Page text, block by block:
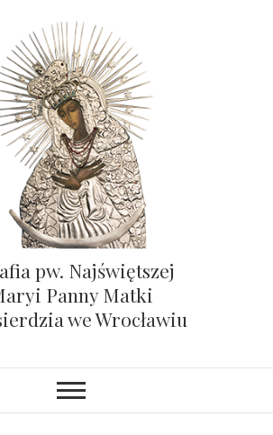
pw. Najświętszej
Panny Matki
we Wrocławiu